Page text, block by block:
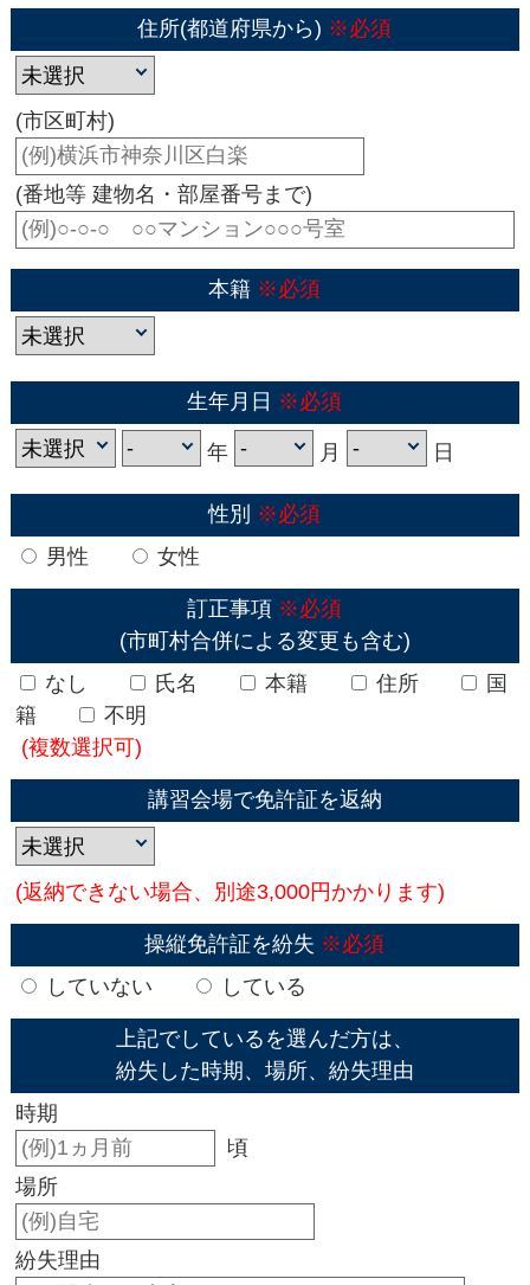
住所(都道府県から) ※必須
(市区町村)
(番地等 建物名・部屋番号まで)
本籍 ※必須
生年月日 ※必須
年 月 日
性別 ※必須
男性
女性
訂正事項 ※必須
(市町村合併による変更も含む)
なし
氏名 本籍 住所
国
籍
不明
(複数選択可)
講習会場で免許証を返納
(返納できない場合、別途3,000円かかります)
操縦免許証を紛失 ※必須
していない
している
上記でしているを選んだ方は、
紛失した時期、場所、紛失理由
時期
頃
場所
紛失理由